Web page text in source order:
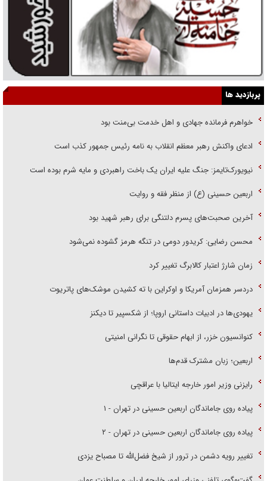
پربازدید ها
خواهرم فرمانده جهادی و اهل خدمت بی‌منت بود
ادعای واکنش رهبر معظم انقلاب به نامه رئیس جمهور کذب است
نیویورک‌تایمز: جنگ علیه ایران یک باخت راهبردی و مایه شرم بوده است
اربعین حسینی (ع) از منظر فقه و روایت
آخرین صحبت‌های پسرم دلتنگی برای رهبر شهید بود
محسن رضایی: کریدور دومی در تنگه هرمز گشوده نمی‌شود
زمان شارژ اعتبار کالابرگ تغییر کرد
دردسر همزمان آمریکا و اوکراین با ته کشیدن موشک‌های پاتریوت
یهودی‌ها در ادبیات داستانی اروپا؛ از شکسپیر تا دیکنز
کنوانسیون خزر، از ابهام حقوقی تا نگرانی امنیتی
اربعین؛ زبان مشترک قدم‌ها
رایزنی وزیر امور خارجه ایتالیا با عراقچی
پیاده روی جاماندگان اربعین حسینی در تهران - ۱
پیاده روی جاماندگان اربعین حسینی در تهران - ۲
تغییر رویه دشمن در ترور از شیخ فضل‌الله تا مصباح یزدی